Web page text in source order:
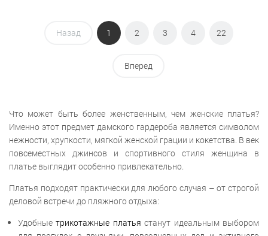
Назад 1 2 3 4 22
Вперед
Что может быть более женственным, чем женские платья?
Именно этот предмет дамского гардероба является символом
нежности, хрупкости, мягкой женской грации и кокетства. В век
повсеместных джинсов и спортивного стиля женщина в
платье выглядит особенно привлекательно.
Платья подходят практически для любого случая – от строгой
деловой встречи до пляжного отдыха:
Удобныетрикотажные платья станут идеальным выбором